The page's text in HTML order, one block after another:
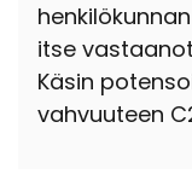
itse
Käsin
vahvuuteen